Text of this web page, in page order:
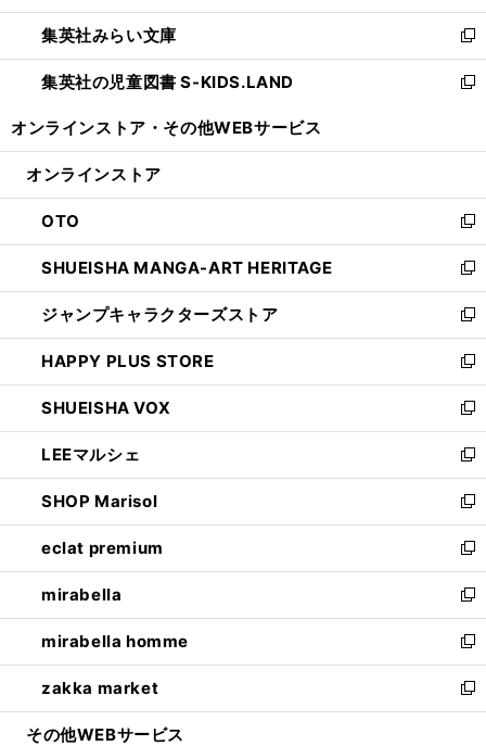
開
く
ウ
で
開
く
ン
ド
ウ
で
ウ
ィ
ン
ド
開
集英社みらい文庫
新
し
い
ン
ウ
で
開
く
集英社の児童図書 S-KIDS.LAND
新
ウ
ン
ド
ウ
で
開
く
オンラインストア・ その他WEBサービス
オンラインストア
OTO
新
し
い
ウ
ィ
ン
ド
ウ
で
開
く
SHUEISHA MANGA-ART HERITAGE
新
し
い
ウ
ィ
ン
ド
ウ
で
開
く
ジャンプキャラクターズストア
新
し
い
ウ
ィ
ン
ド
ウ
で
開
く
HAPPY PLUS STORE
新
し
い
ウ
ィ
ン
ド
ウ
で
開
く
SHUEISHA VOX
新
し
い
ウ
ィ
ン
ド
ウ
で
開
く
LEEマルシェ
新
し
い
ウ
ィ
ン
ド
ウ
で
開
く
SHOP Marisol
新
し
い
ウ
ィ
ン
ド
ウ
で
開
eclat premium
新
し
い
ウ
ィ
ン
ド
ウ
mirabella
新
し
い
ウ
ィ
ン
mirabella homme
新
し
い
ウ
zakka market
新
し
その他WEBサービス